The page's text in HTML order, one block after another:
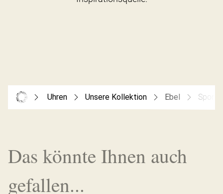
Uhren Unsere Kollektion Ebel Sport
Das könnte Ihnen auch
gefallen...